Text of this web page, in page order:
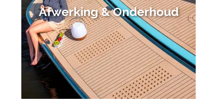
Afwerking & Onderhoud